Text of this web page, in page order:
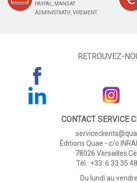
PAYPAL, MANDAT
ADMINISTRATIF, VIREMENT
RETROUVEZ-
CONTACT SERVICE
Éditions Quae - c/o
78026 Versailles
Tél : +33 6 33 35
Du lundi au